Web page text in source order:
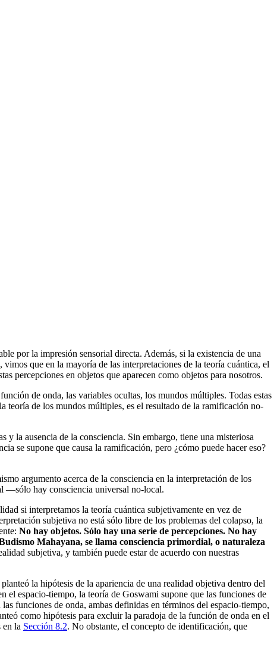
por la impresión sensorial directa. Además, si la existencia de una
, vimos que en la mayoría de las interpretaciones de la teoría cuántica, el
percepciones en objetos que aparecen como objetos para nosotros.
de onda, las variables ocultas, los mundos múltiples. Todas estas
teoría de los mundos múltiples, es el resultado de la ramificación no-
y la ausencia de la consciencia. Sin embargo, tiene una misteriosa
se supone que causa la ramificación, pero ¿cómo puede hacer eso?
argumento acerca de la consciencia en la interpretación de los
—sólo hay consciencia universal no-local.
si interpretamos la teoría cuántica subjetivamente en vez de
subjetiva no está sólo libre de los problemas del colapso, la
No hay objetos. Sólo hay una serie de percepciones. No hay
Mahayana, se llama consciencia primordial, o naturaleza
subjetiva, y también puede estar de acuerdo con nuestras
la hipótesis de la apariencia de una realidad objetiva dentro del
espacio-tiempo, la teoría de Goswami supone que las funciones de
funciones de onda, ambas definidas en términos del espacio-tiempo,
como hipótesis para excluir la paradoja de la función de onda en el
en la Sección 8.2. No obstante, el concepto de identificación, que